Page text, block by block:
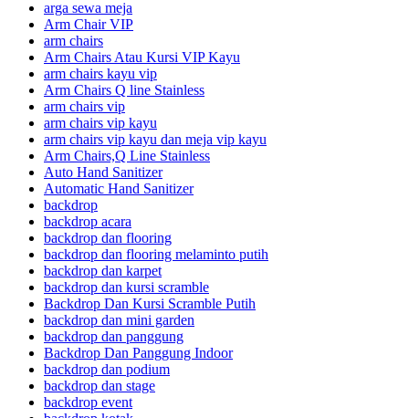
arga sewa meja
Arm Chair VIP
arm chairs
Arm Chairs Atau Kursi VIP Kayu
arm chairs kayu vip
Arm Chairs Q line Stainless
arm chairs vip
arm chairs vip kayu
arm chairs vip kayu dan meja vip kayu
Arm Chairs,Q Line Stainless
Auto Hand Sanitizer
Automatic Hand Sanitizer
backdrop
backdrop acara
backdrop dan flooring
backdrop dan flooring melaminto putih
backdrop dan karpet
backdrop dan kursi scramble
Backdrop Dan Kursi Scramble Putih
backdrop dan mini garden
backdrop dan panggung
Backdrop Dan Panggung Indoor
backdrop dan podium
backdrop dan stage
backdrop event